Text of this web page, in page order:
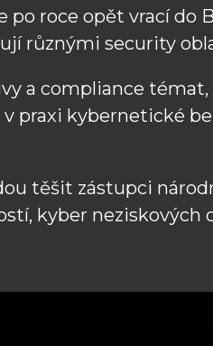
po roce opět vrací
různými security
a compliance
praxi kybernetické
těšit zástupci
kyber